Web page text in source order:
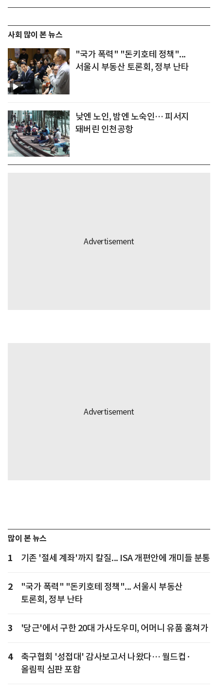
사회 많이 본 뉴스
"국가 폭력" "돈키호테 정책"...
서울시 부동산 토론회, 정부 난타
낮엔 노인, 밤엔 노숙인… 피서지
돼버린 인천공항
많이 본 뉴스
1 기존 '절세 계좌'까지 칼질... ISA 개편안에 개미들 분통
2
"국가 폭력" "돈키호테 정책"... 서울시 부동산
토론회, 정부 난타
3 '당근'에서 구한 20대 가사도우미, 어머니 유품 훔쳐가
4
축구협회 '성접대' 감사보고서 나왔다… 월드컵·
올림픽 심판 포함